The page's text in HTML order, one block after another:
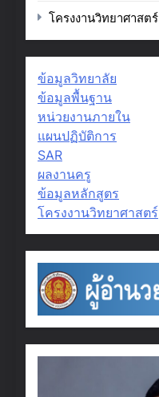
โครงงานวิทยาศาสตร์
ข้อมูลวิทยาลัย
ข้อมูลพื้นฐาน
หน่วยงานภายใน
แผนปฏิบัติการ
SAR
ผลงานครู
ข้อมูลหลักสูตร
โครงงานวิทยาศาสตร์